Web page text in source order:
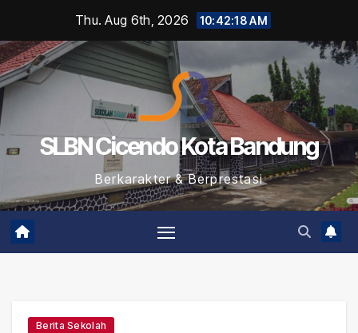
content
Thu. Aug 6th, 2026 10:42:19 AM
SLBN Cicendo Kota Bandung
Berkarakter & Berprestasi
Berita Sekolah